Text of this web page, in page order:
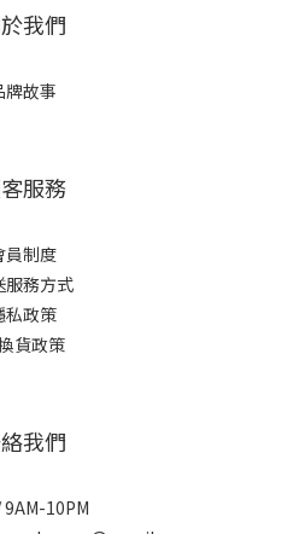
我們
牌故事
服務
員制度
服務方式
私政策
貨政策
我們
9AM-10PM